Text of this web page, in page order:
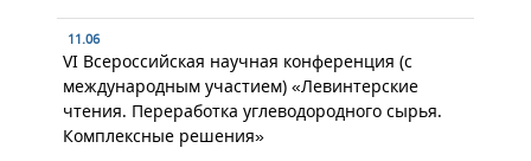
11.06
VI Всероссийская научная конференция (с
международным участием) «Левинтерские
чтения. Переработка углеводородного сырья.
Комплексные решения»